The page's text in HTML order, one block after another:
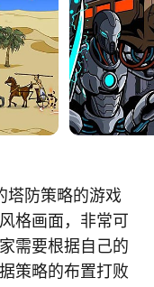
塔防策略的游戏
格画面，非常可
需要根据自己的
策略的布置打败